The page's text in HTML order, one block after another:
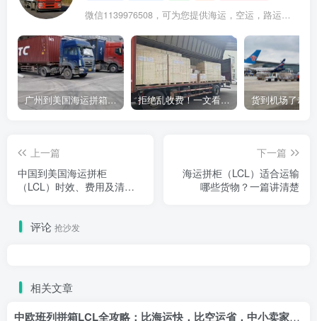
微信1139976508，可为您提供海运，空运，路运，铁路运输
广州到美国海运拼箱多少钱？2024年最新运费构成+隐藏费用避坑指南 拒绝乱收费！一文看懂中国货代计费套路，教你避开所有隐形坑
上一篇
中国到美国海运拼柜
（LCL）时效、费用及清关
下一篇
海运拼柜（LCL）适合运输
哪些货物？一篇讲清楚
评论 抢沙发
相关文章
中欧班列拼箱LCL全攻略：比海运快，比空运省，中小卖家的物流新宠！